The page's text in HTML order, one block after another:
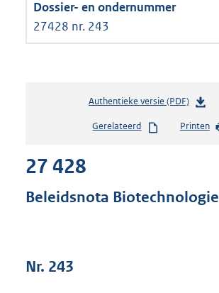
27428 nr. 243
Authentieke versie (PDF)b
s
s
Gerelateerd Printen
27 428
Beleidsnota Biotechnologie
Nr. 243